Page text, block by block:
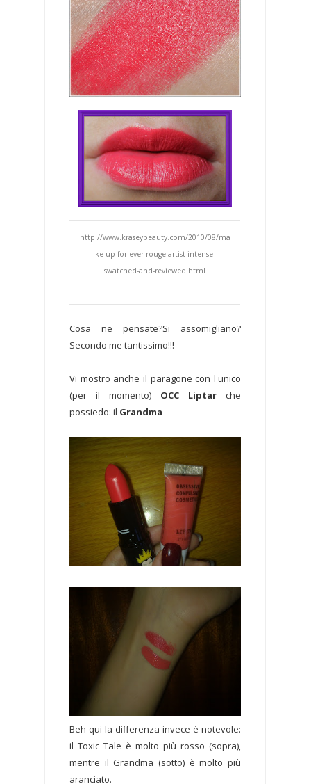
http://www.kraseybeauty.com/2010/08/ma
ke-up-for-ever-rouge-artist-intense-
swatched-and-reviewed.html
Cosa ne pensate?Si assomigliano?
Secondo me tantissimo!!!
Vi mostro anche il paragone con l'unico
(per il momento) OCC Liptarche
possiedo: il Grandma
Beh qui la differenza invece è notevole:
il Toxic Tale è molto più rosso (sopra),
mentre il Grandma (sotto) è molto più
aranciato.